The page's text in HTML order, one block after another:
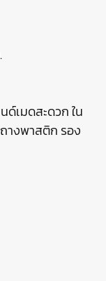
ด์เมดสะดวก ใน
ถางพาสติก รอง